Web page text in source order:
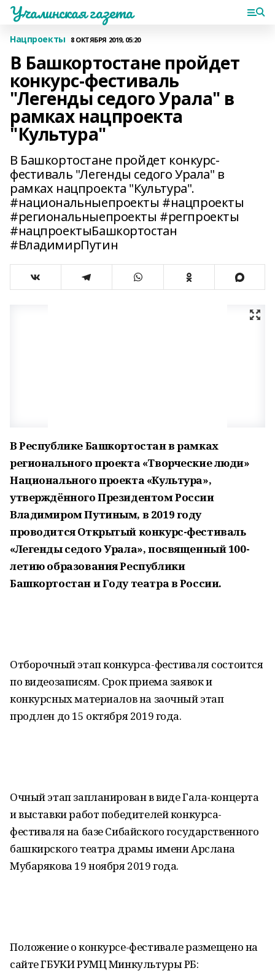
Учалинская газета
Нацпроекты 8 ОКТЯБРЯ 2019, 05:20
В Башкортостане пройдет
конкурс-фестиваль
"Легенды седого Урала" в
рамках нацпроекта
"Культура"
В Башкортостане пройдет конкурс-
фестиваль "Легенды седого Урала" в
рамках нацпроекта "Культура".
#национальныепроекты #нацпроекты
#региональныепроекты #регпроекты
#нацпроектыБашкортостан
#ВладимирПутин
В Республике Башкортостан в рамках
регионального проекта «Творческие люди»
Национального проекта «Культура»,
утверждённого Президентом России
Владимиром Путиным, в 2019 году
проводится Открытый конкурс-фестиваль
«Легенды седого Урала», посвященный 100-
летию образования Республики
Башкортостан и Году театра в России.
Отборочный этап конкурса-фестиваля состоится
по видеозаписям. Срок приема заявок и
конкурсных материалов на заочный этап
продлен до 15 октября 2019 года.
Очный этап запланирован в виде Гала-концерта
и выставки работ победителей конкурса-
фестиваля на базе Сибайского государственного
башкирского театра драмы имени Арслана
Мубарякова 19 ноября 2019 года.
Положение о конкурсе-фестивале размещено на
сайте ГБУКИ РУМЦ Минкультуры РБ: